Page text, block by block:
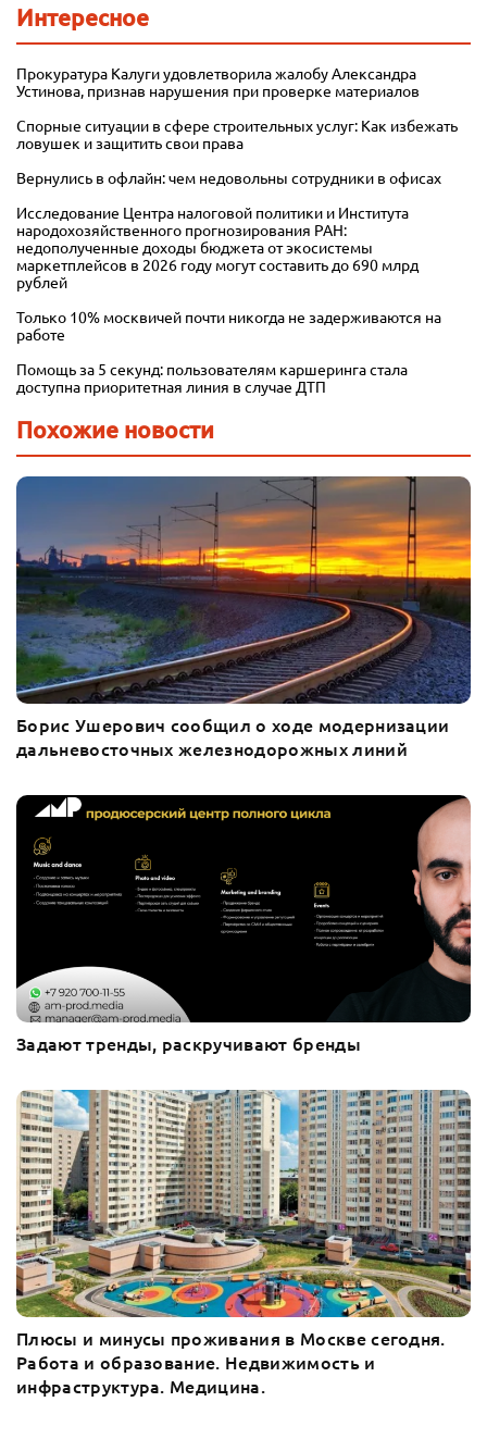
Интересное
Прокуратура Калуги удовлетворила жалобу Александра
Устинова, признав нарушения при проверке материалов
Спорные ситуации в сфере строительных услуг: Как избежать
ловушек и защитить свои права
Вернулись в офлайн: чем недовольны сотрудники в офисах
Исследование Центра налоговой политики и Института
народохозяйственного прогнозирования РАН:
недополученные доходы бюджета от экосистемы
маркетплейсов в 2026 году могут составить до 690 млрд
рублей
Только 10% москвичей почти никогда не задерживаются на
работе
Помощь за 5 секунд: пользователям каршеринга стала
доступна приоритетная линия в случае ДТП
Похожие новости
Борис Ушерович сообщил о ходе модернизации
дальневосточных железнодорожных линий
Задают тренды, раскручивают бренды
Плюсы и минусы проживания в Москве сегодня.
Работа и образование. Недвижимость и
инфраструктура. Медицина.